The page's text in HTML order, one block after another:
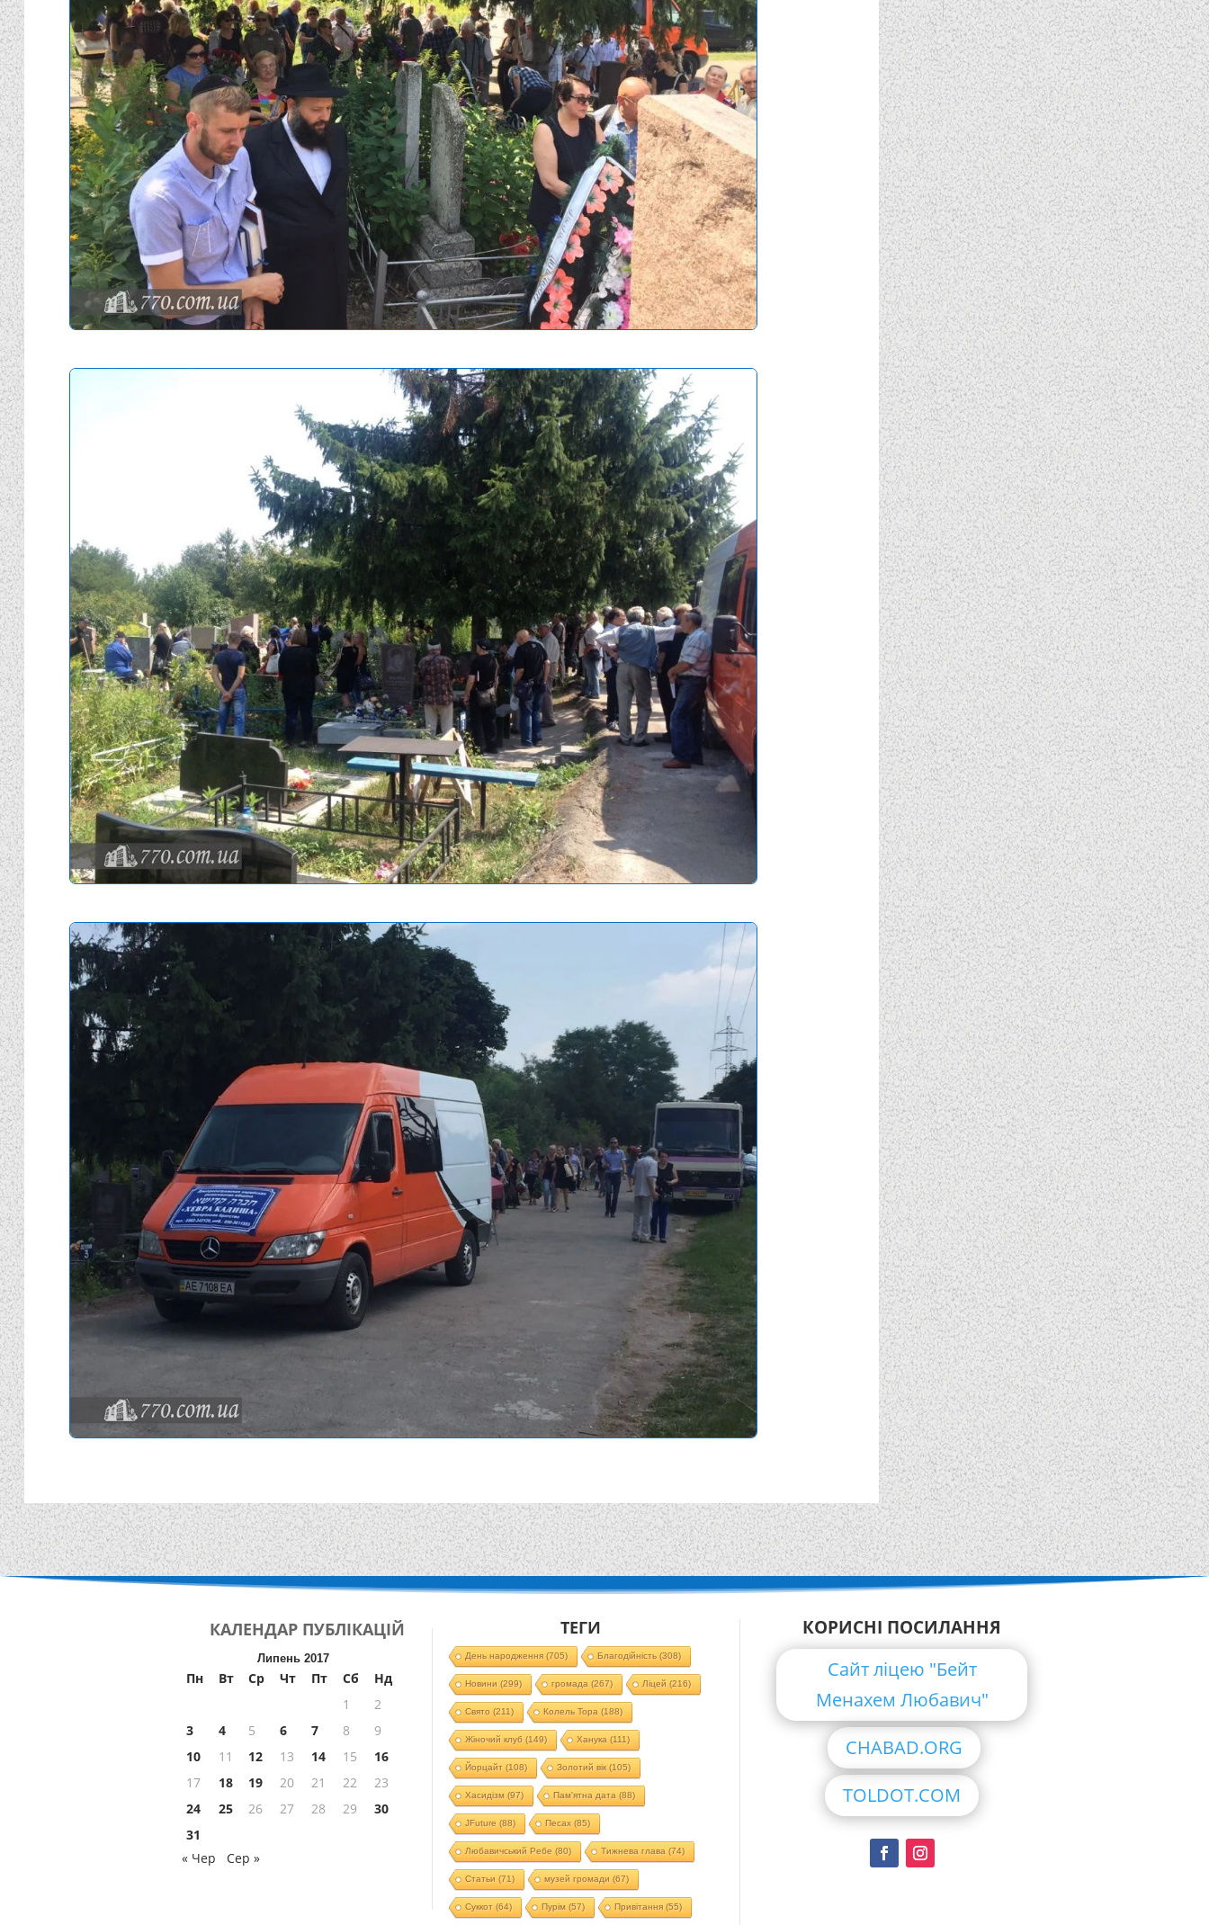
КАЛЕНДАР ПУБЛІКАЦІЙ
Липень 2017
Пн Вт Ср Чт Пт Сб
Нд
1
2
3
4 5 6 7 8
9
10
11 12 13 14 15
16
17
18 19 20 21 22
23
24
25 26 27 28 29
30
31
« Чер
Сер »
ТЕГИ
День народження(705) Благодійність (308)
Новини (299) громада (267) Ліцей (216)
Свято (211) Колель Тора (188)
Жіночий клуб (149) Ханука (111)
Йорцайт (108) Золотий вік(105)
Хасидізм (97) Пам'ятна дата (88)
JFuture (88) Песах(85)
Любавичський Ребе (80) Тижнева глава (74)
Статьи (71) музей громади (67)
Суккот (64) Пурім (57) Привітання(55)
КОРИСНІ ПОСИЛАННЯ
Сайт ліцею "Бейт
Менахем Любавич"
CHABAD.ORG
TOLDOT.COM